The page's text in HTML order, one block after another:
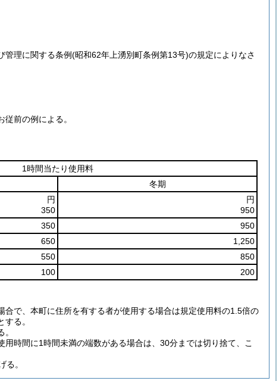
管理に関する条例(昭和62年上湧別町条例第13号)の規定によりなさ
前の例による。
1時間当たり使用料
冬期
円
350
円
950
350
950
650
1,250
550
850
100
200
で、本町に住所を有する者が使用する場合は規定使用料の1.5倍の
る。
時間に1時間未満の端数がある場合は、30分までは切り捨て、こ
。